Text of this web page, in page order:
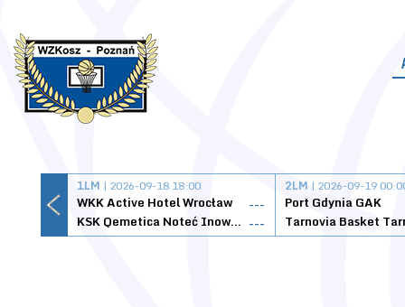
1LM | 2026-09-18 18:00
WKK Active Hotel Wrocław
---
KSK Qemetica Noteć Inowrocław ---
2LM | 2026-09-19
Port Gdynia GAK